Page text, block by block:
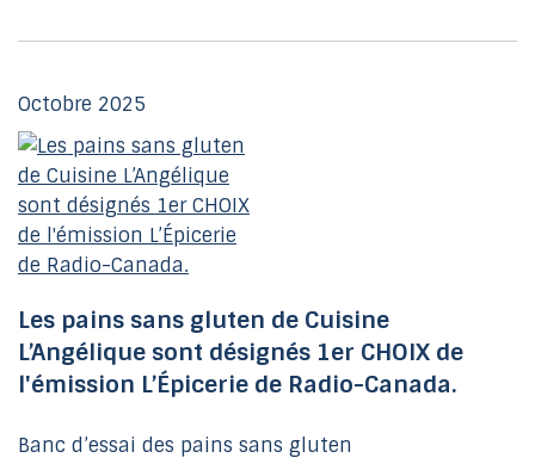
Octobre 2025
Les pains sans gluten de Cuisine
L’Angélique sont désignés 1er CHOIX de
l'émission L’Épicerie de Radio-Canada.
Banc d’essai des pains sans gluten